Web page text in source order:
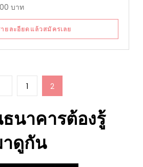
บาท
ยละอียดแล้วสมัครเลย
PreviousPage
1 Page
2
ธนาคารต้องรู้
าดูกัน